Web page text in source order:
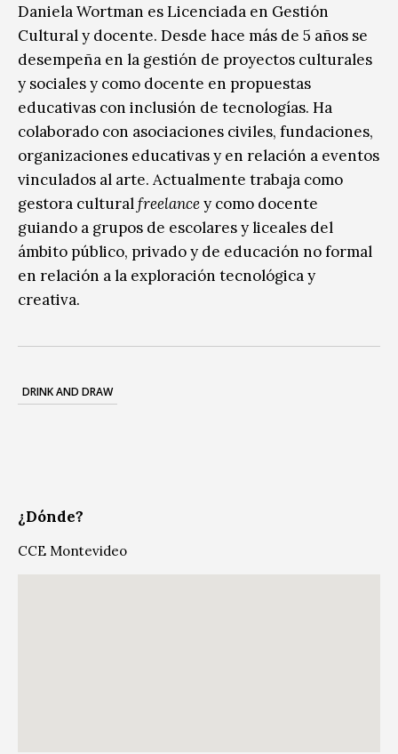
Daniela Wortman es Licenciada en Gestión
Cultural y docente. Desde hace más de 5 años se
desempeña en la gestión de proyectos culturales
y sociales y como docente en propuestas
educativas con inclusión de tecnologías. Ha
colaborado con asociaciones civiles, fundaciones,
organizaciones educativas y en relación a eventos
vinculados al arte. Actualmente trabaja como
gestora culturalfreelancey como docente
guiando a grupos de escolares y liceales del
ámbito público, privado y de educación no formal
en relación a la exploración tecnológica y
creativa.
DRINK AND DRAW
¿Dónde?
CCE Montevideo